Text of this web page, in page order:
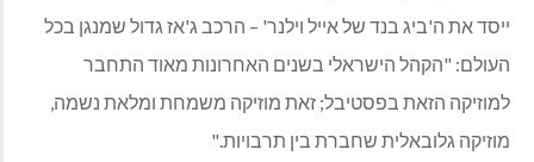
ייסד את ה'ביג בנד של אייל וילנר' – הרכב ג'אז גדול שמנגן בכל
העולם: "הקהל הישראלי בשנים האחרונות מאוד התחבר
למוזיקה הזאת בפסטיבל; זאת מוזיקה משמחת ומלאת נשמה,
מוזיקה גלובאלית שחברת בין תרבויות."